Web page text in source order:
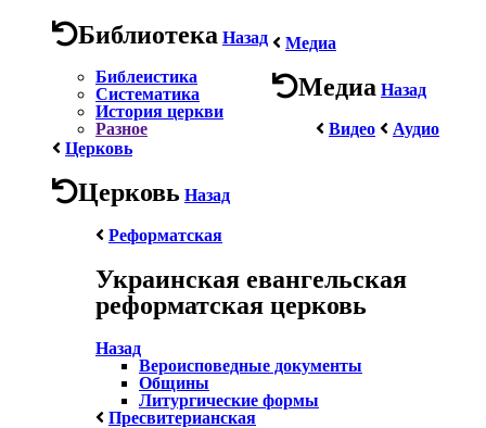
Библиотека Назад
Библеистика
Систематика
История церкви
Разное
Медиа
Медиа Назад
Видео
Аудио
Церковь
Церковь Назад
Реформатская
Украинская евангельская
реформатская церковь
Назад
Вероисповедные документы
Общины
Литургические формы
Пресвитерианская